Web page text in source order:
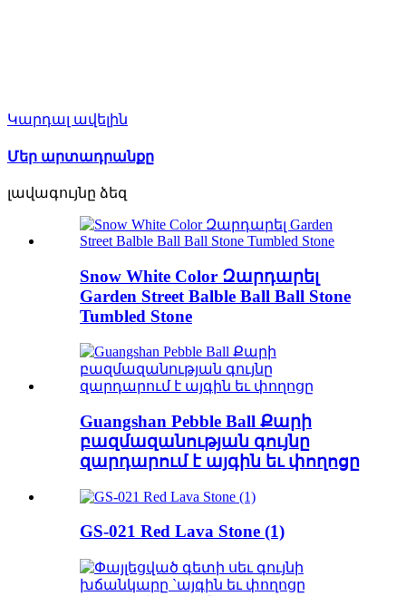
Կարդալ ավելին
Մեր արտադրանքը
լավագույնը ձեզ
Snow White Color Զարդարել
Garden Street Balble Ball Ball Stone
Tumbled Stone
Guangshan Pebble Ball Քարի
բազմազանության գույնը
զարդարում է այգին եւ փողոցը
GS-021 Red Lava Stone (1)